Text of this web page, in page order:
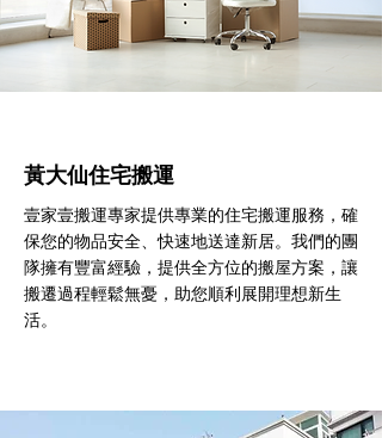
黃大仙住宅搬運
壹家壹搬運專家提供專業的住宅搬運服務，確
保您的物品安全、快速地送達新居。我們的團
隊擁有豐富經驗，提供全方位的搬屋方案，讓
搬遷過程輕鬆無憂，助您順利展開理想新生
活。